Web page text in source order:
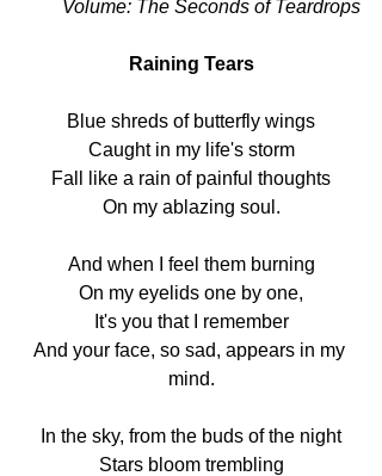
Volume: The Seconds of Teardrops
Raining Tears
Blue shreds of butterfly wings
Caught in my life's storm
Fall like a rain of painful thoughts
On my ablazing soul.
And when I feel them burning
On my eyelids one by one,
It's you that I remember
And your face, so sad, appears in my
mind.
In the sky, from the buds of the night
Stars bloom trembling